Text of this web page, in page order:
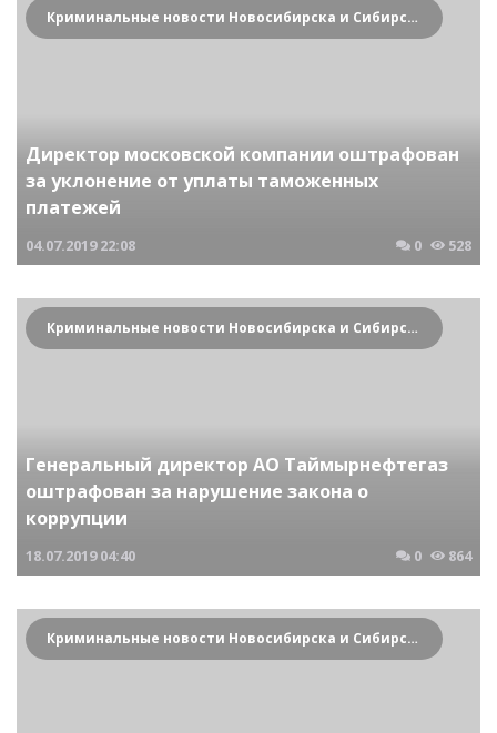
Криминальные новости Новосибирска и Сибирского региона
Директор московской компании оштрафован
за уклонение от уплаты таможенных
платежей
04.07.2019 22:08 0 528
Криминальные новости Новосибирска и Сибирского региона
Генеральный директор АО Таймырнефтегаз
оштрафован за нарушение закона о
коррупции
18.07.2019 04:40 0 864
Криминальные новости Новосибирска и Сибирского региона